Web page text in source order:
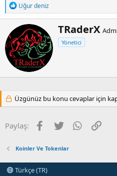
T
e
p
k
i
l
e
r
:
Uğur deniz
Y
a
z
TRaderX
Yönetici
Üzgünüz bu konu cevaplar için
Paylaş: Facebook
Twitter WhatsApp
Koinler Ve Tokenlar
Türkçe (TR)